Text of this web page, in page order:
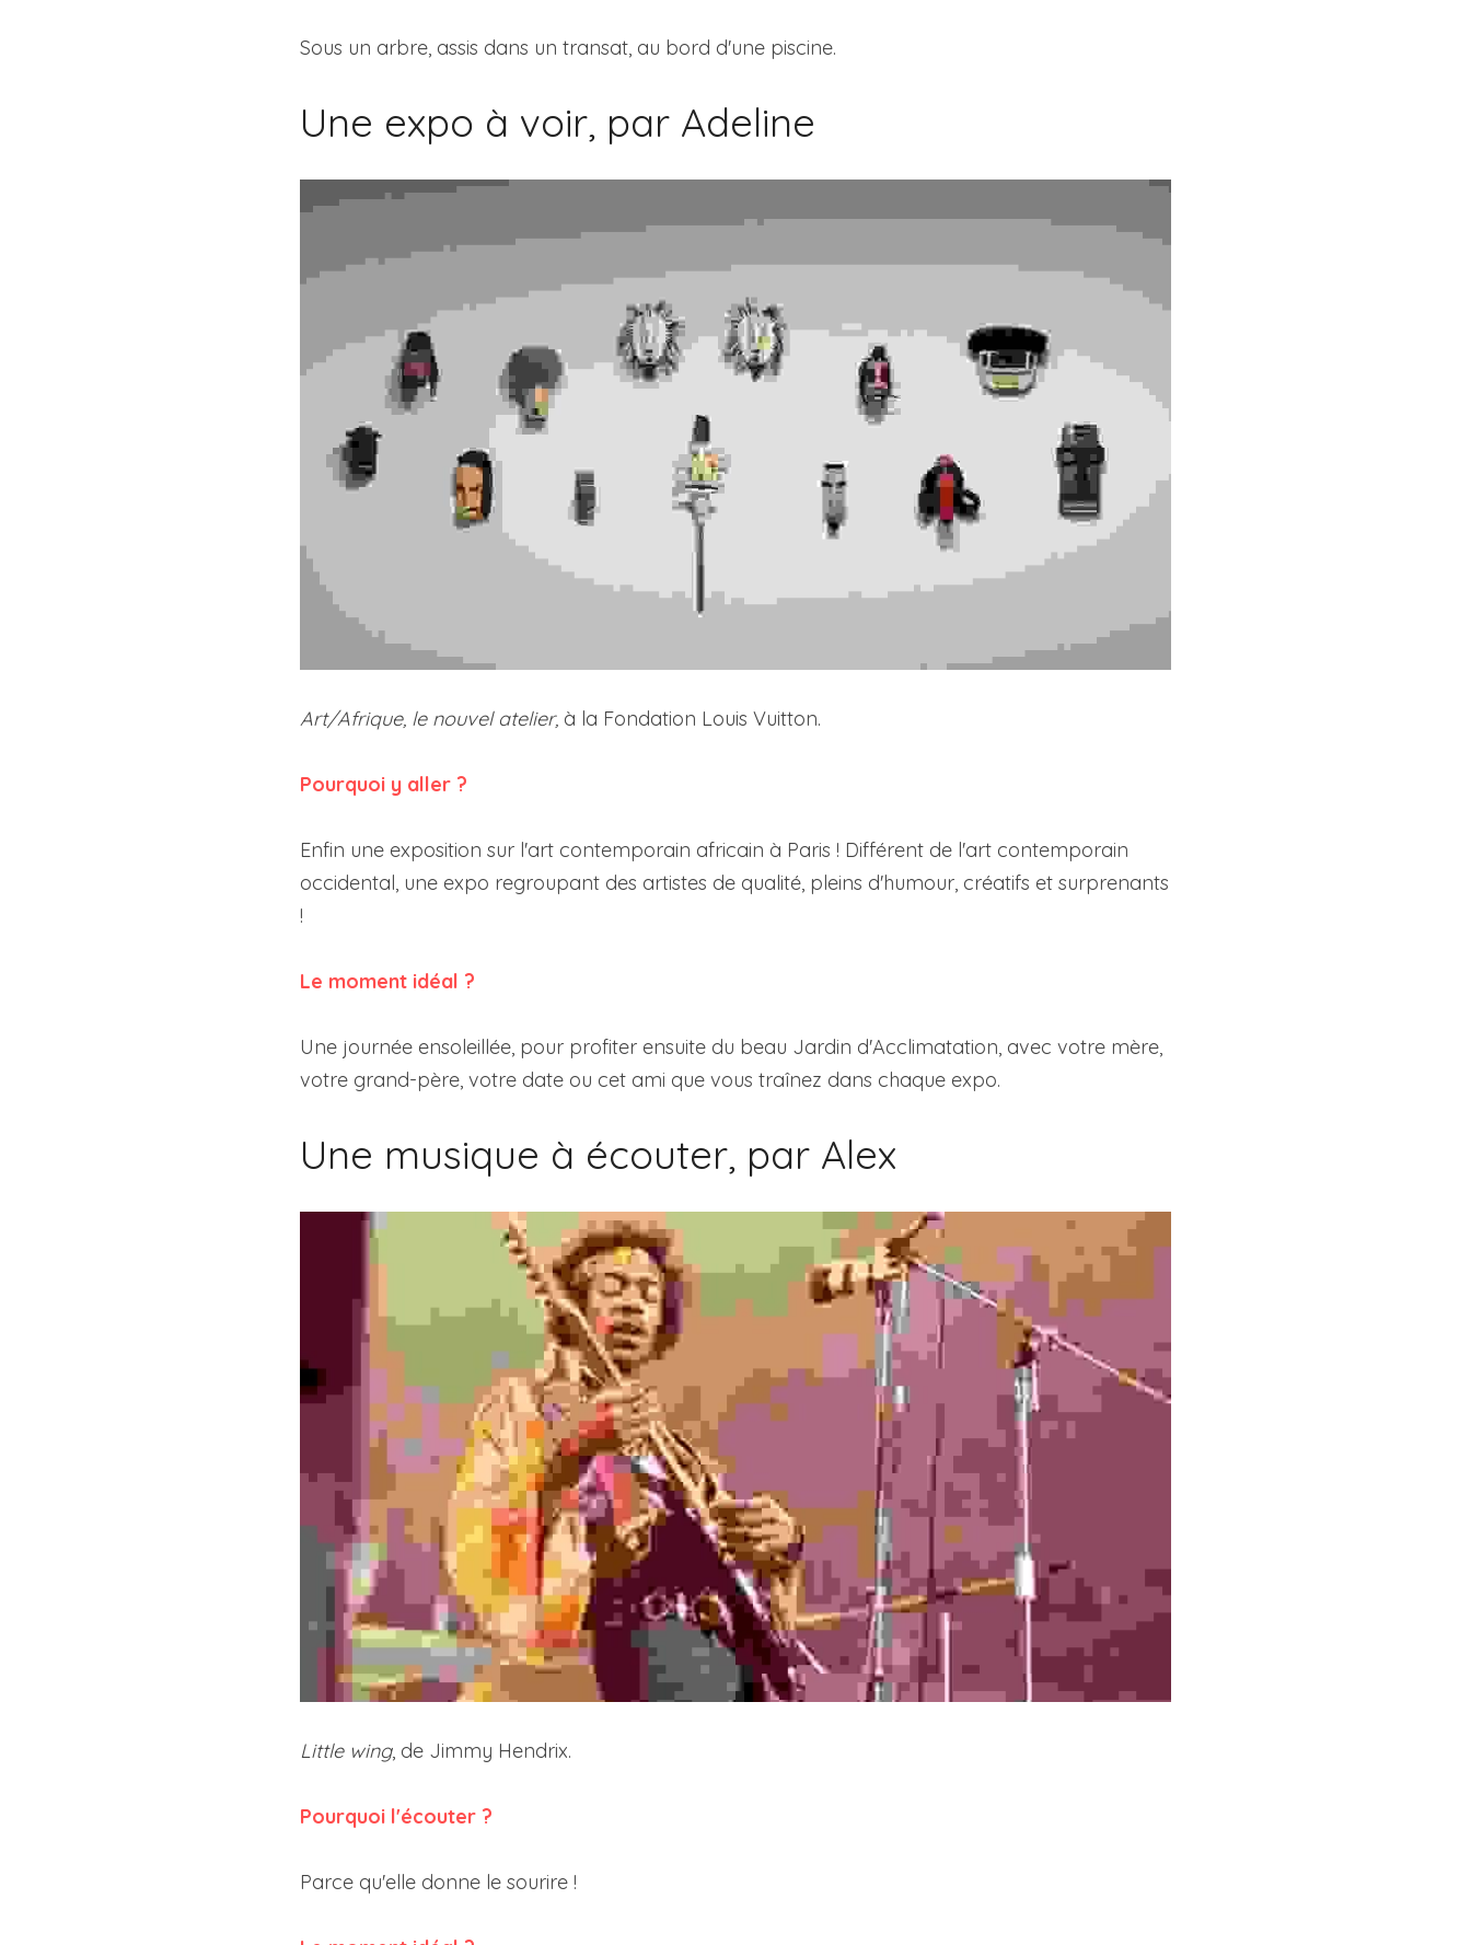
Sous un arbre, assis dans un transat, au bord d'une piscine.
Une expo à voir, par Adeline
Art/Afrique, le nouvel atelier, à la Fondation Louis Vuitton.
Pourquoi y aller ?
Enfin une exposition sur l'art contemporain africain à Paris ! Différent de l'art contemporain
occidental, une expo regroupant des artistes de qualité, pleins d'humour, créatifs et surprenants
!
Le moment idéal ?
Une journée ensoleillée, pour profiter ensuite du beau Jardin d'Acclimatation, avec votre mère,
votre grand-père, votre date ou cet ami que vous traînez dans chaque expo.
Une musique à écouter, par Alex
Little wing, de Jimmy Hendrix.
Pourquoi l'écouter ?
Parce qu'elle donne le sourire !